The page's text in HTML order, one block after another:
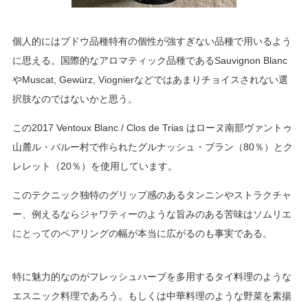
個人的にはブドウ品種特有の個性が強すぎない品種で用いるよう
に思える。国際的なアロマティック品種であるSauvignon Blanc
やMuscat, Gewürz, Viognierなどではあまりチョイスされない選
択肢なのではないかと思う。
この2017 Ventoux Blanc / Clos de Trias はローヌ南部ヴァントゥ
山麓ル・バルー村で作られたグルナッシュ・ブラン（80％）とク
レレット（20％）を使用しています。
このテクニック独特のグリップ感のあるタンニンやストラクチャ
ー、例えるならジャワティーのような旨みのある苦味はソムリエ
にとってのペアリングの幅が本当に広がるのも事実である。
特に魅力的なのがフレッシュハーブを多用するタイ料理のような
エスニック料理であろう。もしくは中華料理のような野菜を素揚